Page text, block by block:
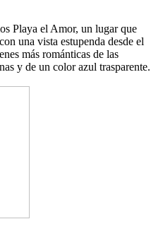
Playa el Amor, un lugar que
una vista estupenda desde el
más románticas de las
y de un color azul trasparente.